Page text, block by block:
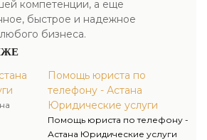
компетенции, а еще
быстрое и надежное
бизнеса.
Помощь юриста по
телефону - Астана
Юридические услуги
Помощь юриста по телефону -
Астана Юридические услуги